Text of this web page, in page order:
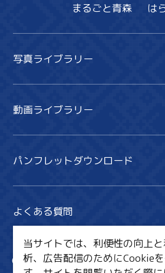
まるごと青森 は
写真ライブラリー
動画ライブラリー
パンフレットダウンロード
よくある質問
サイト内検索
当サイトでは、利便性の向上
析、広告配信のためにCookie